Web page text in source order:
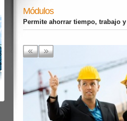
Módulos
Permite ahorrar tiempo, trabajo